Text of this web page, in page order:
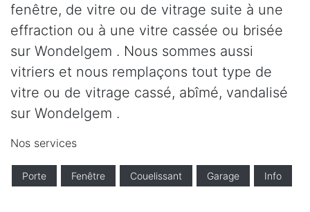
fenêtre, de vitre ou de vitrage suite à une
effraction ou à une vitre cassée ou brisée
sur Wondelgem . Nous sommes aussi
vitriers et nous remplaçons tout type de
vitre ou de vitrage cassé, abîmé, vandalisé
sur Wondelgem .
Nos services
Porte Fenêtre Couelissant Garage Info